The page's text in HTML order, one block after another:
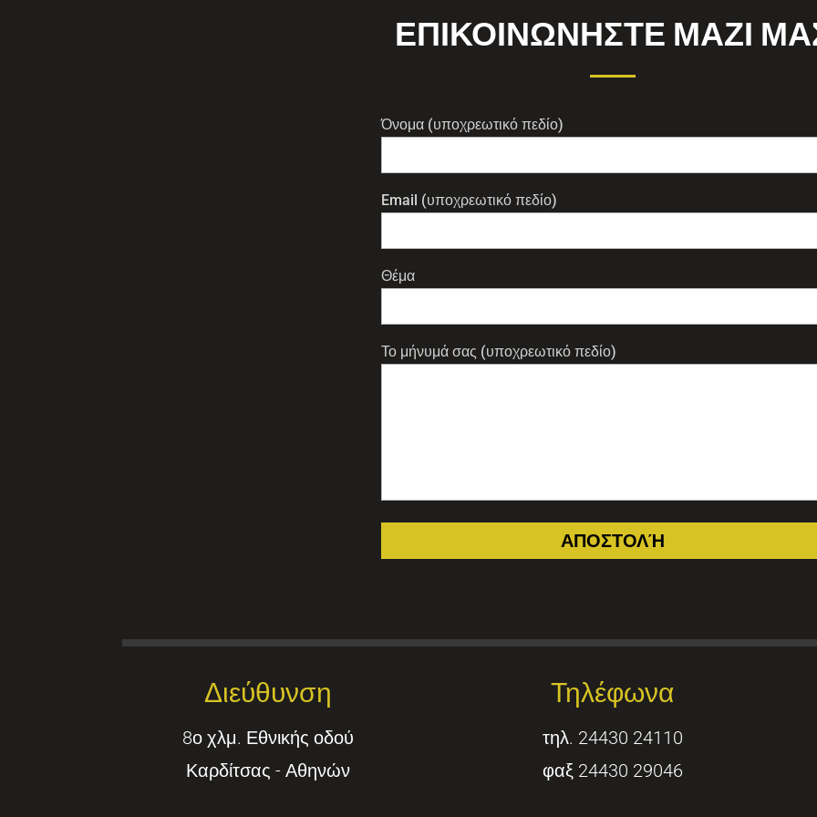
ΕΠΙΚΟΙΝΩΝΗΣΤΕ ΜΑΖΙ
Όνομα (υποχρεωτικό πεδίο)
Email (υποχρεωτικό πεδίο)
Θέμα
Το μήνυμά σας (υποχρεωτικό πεδίο)
Διεύθυνση
8ο χλμ. Εθνικής οδού
Καρδίτσας - Αθηνών
Τηλέφωνα
τηλ. 24430 24110
φαξ 24430 29046